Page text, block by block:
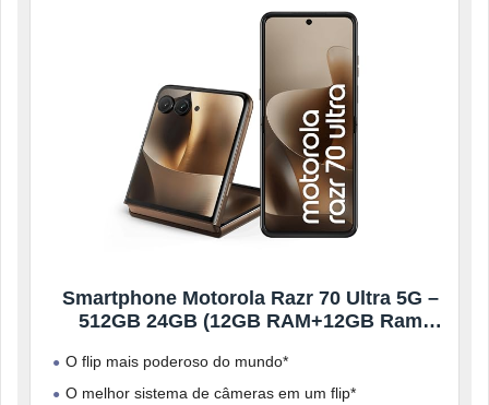
Smartphone Motorola Razr 70 Ultra 5G –
512GB 24GB (12GB RAM+12GB Ram
e externa 4”, extreme AMOLED, câmera
50MP, IP48 – Madeira
O flip mais poderoso do mundo*
O melhor sistema de câmeras em um flip*